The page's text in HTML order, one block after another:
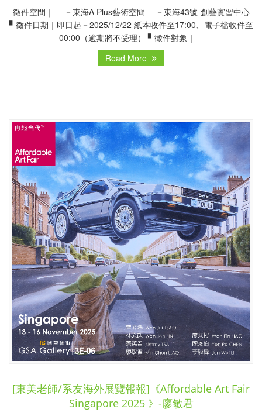
徵件空間｜ －東海A Plus藝術空間 －東海43號-創藝實習中心
▘徵件日期｜即日起－2025/12/22 紙本收件至17:00、電子檔收件至
00:00（逾期將不受理） ▘徵件對象｜
Read More
[東美老師/系友海外展覽報報]《Affordable Art Fair
Singapore 2025 》-廖敏君